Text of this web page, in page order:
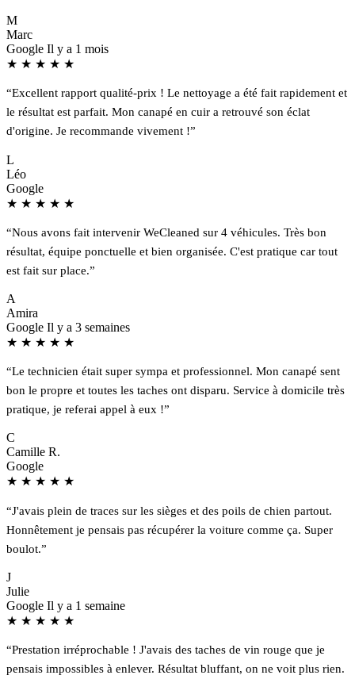
M
Marc
Google Il y a 1 mois
★ ★ ★ ★ ★
“Excellent rapport qualité-prix ! Le nettoyage a été fait rapidement et
le résultat est parfait. Mon canapé en cuir a retrouvé son éclat
d'origine. Je recommande vivement !”
L
Léo
Google
★ ★ ★ ★ ★
“Nous avons fait intervenir WeCleaned sur 4 véhicules. Très bon
résultat, équipe ponctuelle et bien organisée. C'est pratique car tout
est fait sur place.”
A
Amira
Google Il y a 3 semaines
★ ★ ★ ★ ★
“Le technicien était super sympa et professionnel. Mon canapé sent
bon le propre et toutes les taches ont disparu. Service à domicile très
pratique, je referai appel à eux !”
C
Camille R.
Google
★ ★ ★ ★ ★
“J'avais plein de traces sur les sièges et des poils de chien partout.
Honnêtement je pensais pas récupérer la voiture comme ça. Super
boulot.”
J
Julie
Google Il y a 1 semaine
★ ★ ★ ★ ★
“Prestation irréprochable ! J'avais des taches de vin rouge que je
pensais impossibles à enlever. Résultat bluffant, on ne voit plus rien.